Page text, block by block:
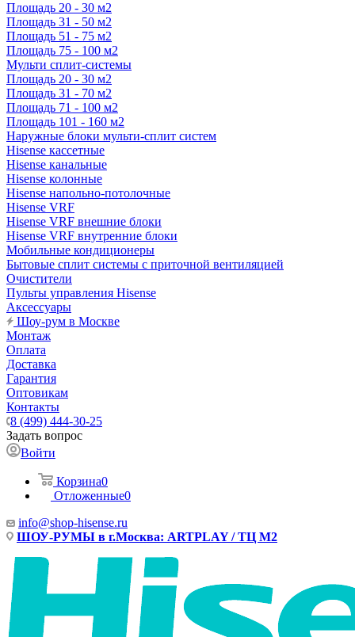
Площадь 20 - 30 м2
Площадь 31 - 50 м2
Площадь 51 - 75 м2
Площадь 75 - 100 м2
Мульти сплит-системы
Площадь 20 - 30 м2
Площадь 31 - 70 м2
Площадь 71 - 100 м2
Площадь 101 - 160 м2
Наружные блоки мульти-сплит систем
Hisense кассетные
Hisense канальные
Hisense колонные
Hisense напольно-потолочные
Hisense VRF
Hisense VRF внешние блоки
Hisense VRF внутренние блоки
Мобильные кондиционеры
Бытовые сплит системы с приточной вентиляцией
Очистители
Пульты управления Hisense
Аксессуары
Шоу-рум в Москве
Монтаж
Оплата
Доставка
Гарантия
Оптовикам
Контакты
8 (499) 444-30-25
Задать вопрос
Войти
Корзина0
Отложенные0
info@shop-hisense.ru
ШОУ-РУМЫ в г.Москва: ARTPLAY / ТЦ М2